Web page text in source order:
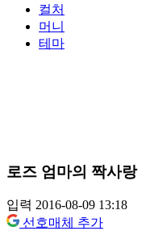
컬처
머니
테마
로즈 엄마의 짝사랑
입력 2016-08-09 13:18
선호매체 추가